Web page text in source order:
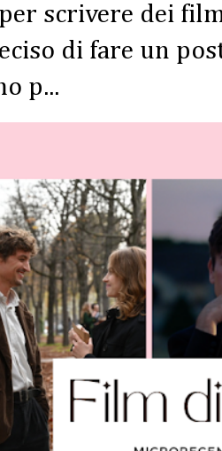
scrivere dei
di fare un
p...